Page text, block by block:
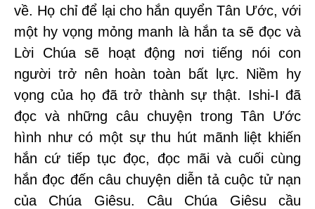
về. Họ chỉ để lại cho hắn quyển Tân Ước, với
một hy vọng mỏng manh là hắn ta sẽ đọc và
Lời Chúa sẽ hoạt động nơi tiếng nói con
người trở nên hoàn toàn bất lực. Niềm hy
vọng của họ đã trở thành sự thật. Ishi-I đã
đọc và những câu chuyện trong Tân Ước
hình như có một sự thu hút mãnh liệt khiến
hắn cứ tiếp tục đọc, đọc mãi và cuối cùng
hắn đọc đến câu chuyện diễn tả cuộc tử nạn
của Chúa Giêsu. Câu Chúa Giêsu cầu